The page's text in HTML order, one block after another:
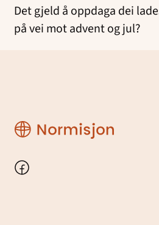
Det gjeld å oppdaga dei
på vei mot advent og jul?
Region
Rogaland
Facebook